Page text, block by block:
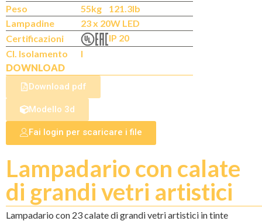
Peso
55kg
121.3lb
Lampadine
23 x 20W LED
Certificazioni
IP 20
Cl. Isolamento
I
DOWNLOAD
Download pdf
Modello 3d
Fai login per scaricare i file
Lampadario con calate
di grandi vetri artistici
Lampadario con 23 calate di grandi vetri artistici in tinte